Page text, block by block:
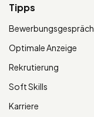
Tipps
Bewerbungsgespräch
Optimale Anzeige
Rekrutierung
Soft Skills
Karriere